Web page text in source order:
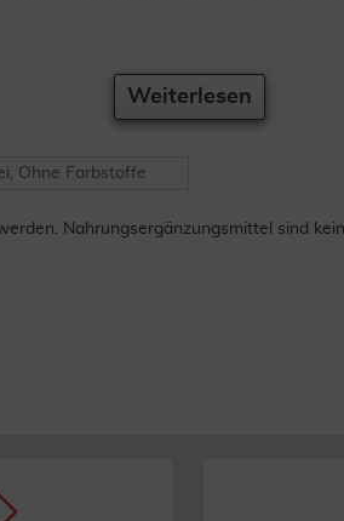
Weiterlesen
Ohne Farbstoffe
Nahrungsergänzungsmittel sind